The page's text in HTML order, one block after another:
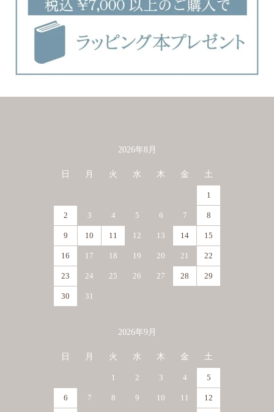
2026年8月
日 月 火 水 木 金 土
1
2 3 4 5 6 7 8
9 10 11 12 13 14 15
16 17 18 19 20 21 22
23 24 25 26 27 28 29
30 31
2026年9月
日 月 火 水 木 金 土
1 2 3 4 5
6 7 8 9 10 11 12